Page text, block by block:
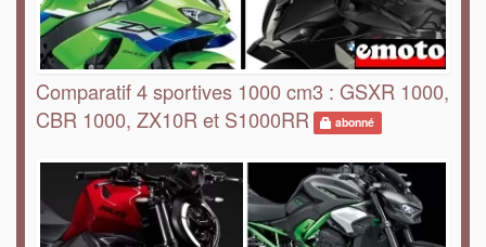
Comparatif 4 sportives 1000 cm3 : GSXR 1000,
CBR 1000, ZX10R et S1000RR
abonné